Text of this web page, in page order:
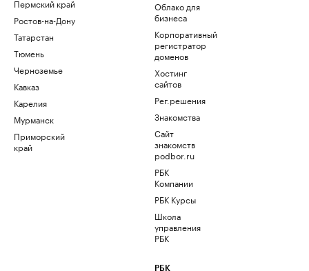
Пермский край
Ростов-на-Дону
Татарстан
Тюмень
Черноземье
Кавказ
Карелия
Мурманск
Приморский
край
Облако для
бизнеса
Корпоративный
регистратор
доменов
Хостинг
сайтов
Рег.решения
Знакомства
Сайт
знакомств
podbor.ru
РБК
Компании
РБК Курсы
Школа
управления
РБК
РБК